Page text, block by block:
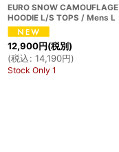
EURO SNOW CAMOUFLAGE
HOODIE L/S TOPS / Mens L
12,900円(税別)
(税込: 14,190円)
Stock Only 1